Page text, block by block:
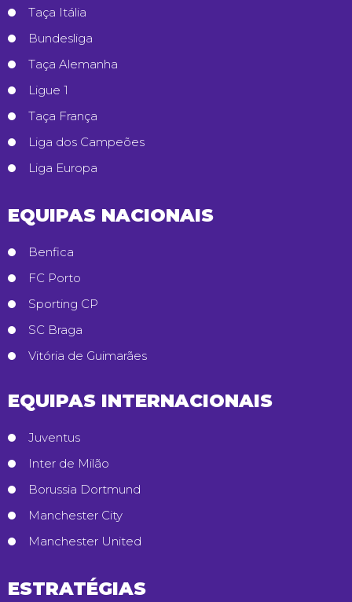
Taça Itália
Bundesliga
Taça Alemanha
Ligue 1
Taça França
Liga dos Campeões
Liga Europa
EQUIPAS NACIONAIS
Benfica
FC Porto
Sporting CP
SC Braga
Vitória de Guimarães
EQUIPAS INTERNACIONAIS
Juventus
Inter de Milão
Borussia Dortmund
Manchester City
Manchester United
ESTRATÉGIAS